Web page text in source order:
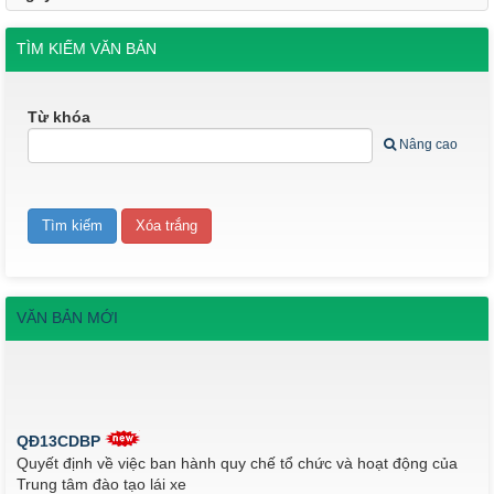
TÌM KIẾM VĂN BẢN
Từ khóa
Nâng cao
VĂN BẢN MỚI
QĐ13CDBP
Quyết định về việc ban hành quy chế tổ chức và hoạt động của
Trung tâm đào tạo lái xe